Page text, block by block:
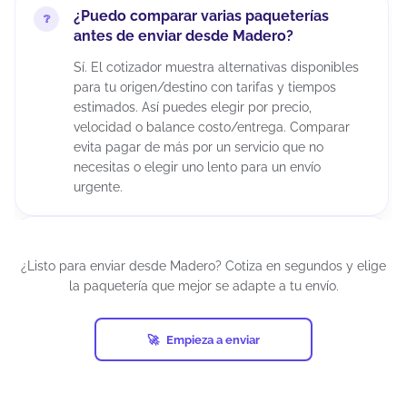
¿Puedo comparar varias paqueterías
antes de enviar desde Madero?
Sí. El cotizador muestra alternativas disponibles
para tu origen/destino con tarifas y tiempos
estimados. Así puedes elegir por precio,
velocidad o balance costo/entrega. Comparar
evita pagar de más por un servicio que no
necesitas o elegir uno lento para un envío
urgente.
generar la guía?
Depende del estatus del envío y de la política de
la paquetería. Si el paquete aún no ha sido
recolectado o ingresado a la red, suele haber
más posibilidades.
¿Listo para enviar desde Madero? Cotiza en segundos y elige
la paquetería que mejor se adapte a tu envío.
Empieza a enviar